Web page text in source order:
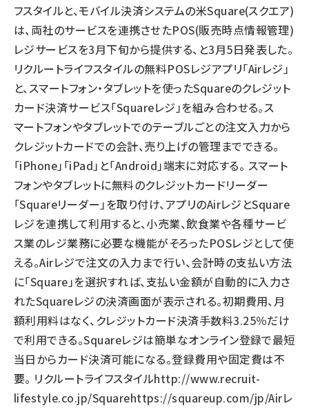
フスタイルと、モバイル決済システムの米Square(スクエア)
は、両社のサービスを連携させたPOS(販売時点情報管理)
レジサービスを3月下旬から提供する、と3月5日発表した。
リクルートライフスタイルの無料POSレジアプリ「Airレジ」
と、スマートフォン・タブレットを使ったSquareのクレジット
カード決済サービス「Squareレジ」を組み合わせる。ス
マートフォンやタブレットでのテーブルごとの注文入力から
クレジットカードでの会計、売り上げの管理までできる。
「iPhone」「iPad」と「Android」端末に対応する。 スマート
フォンやタブレットに無料のクレジットカードリーダー
「Squareリーダー」を取り付け、アプリのAirレジとSquare
レジを連携して利用すると、小売業、飲食業や各種サービ
ス業のレジ業務に必要な機能がそろったPOSレジとして使
える。Airレジで注文の入力まで行い、会計時の支払い方法
に「Square」を選択すれば、支払い金額が自動的に入力さ
れたSquareレジの決済画面が表示される。初期費用、月
額利用料はなく、クレジットカード決済手数料3.25％だけ
で利用できる。Squareレジは簡単なオンライン登録で最短
当日からカード決済可能になる。登録費用や固定費は不
要。 リクルートライフスタイルhttp://www.recruit-
lifestyle.co.jp/Squarehttps://squareup.com/jp/Airレ